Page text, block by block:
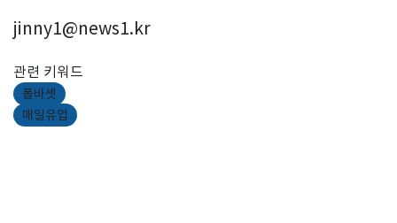
jinny1@news1.kr
관련 키워드
폴바셋
매일유업